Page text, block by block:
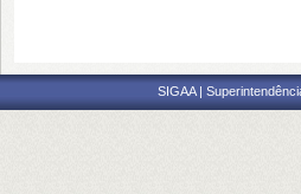
SIGAA |